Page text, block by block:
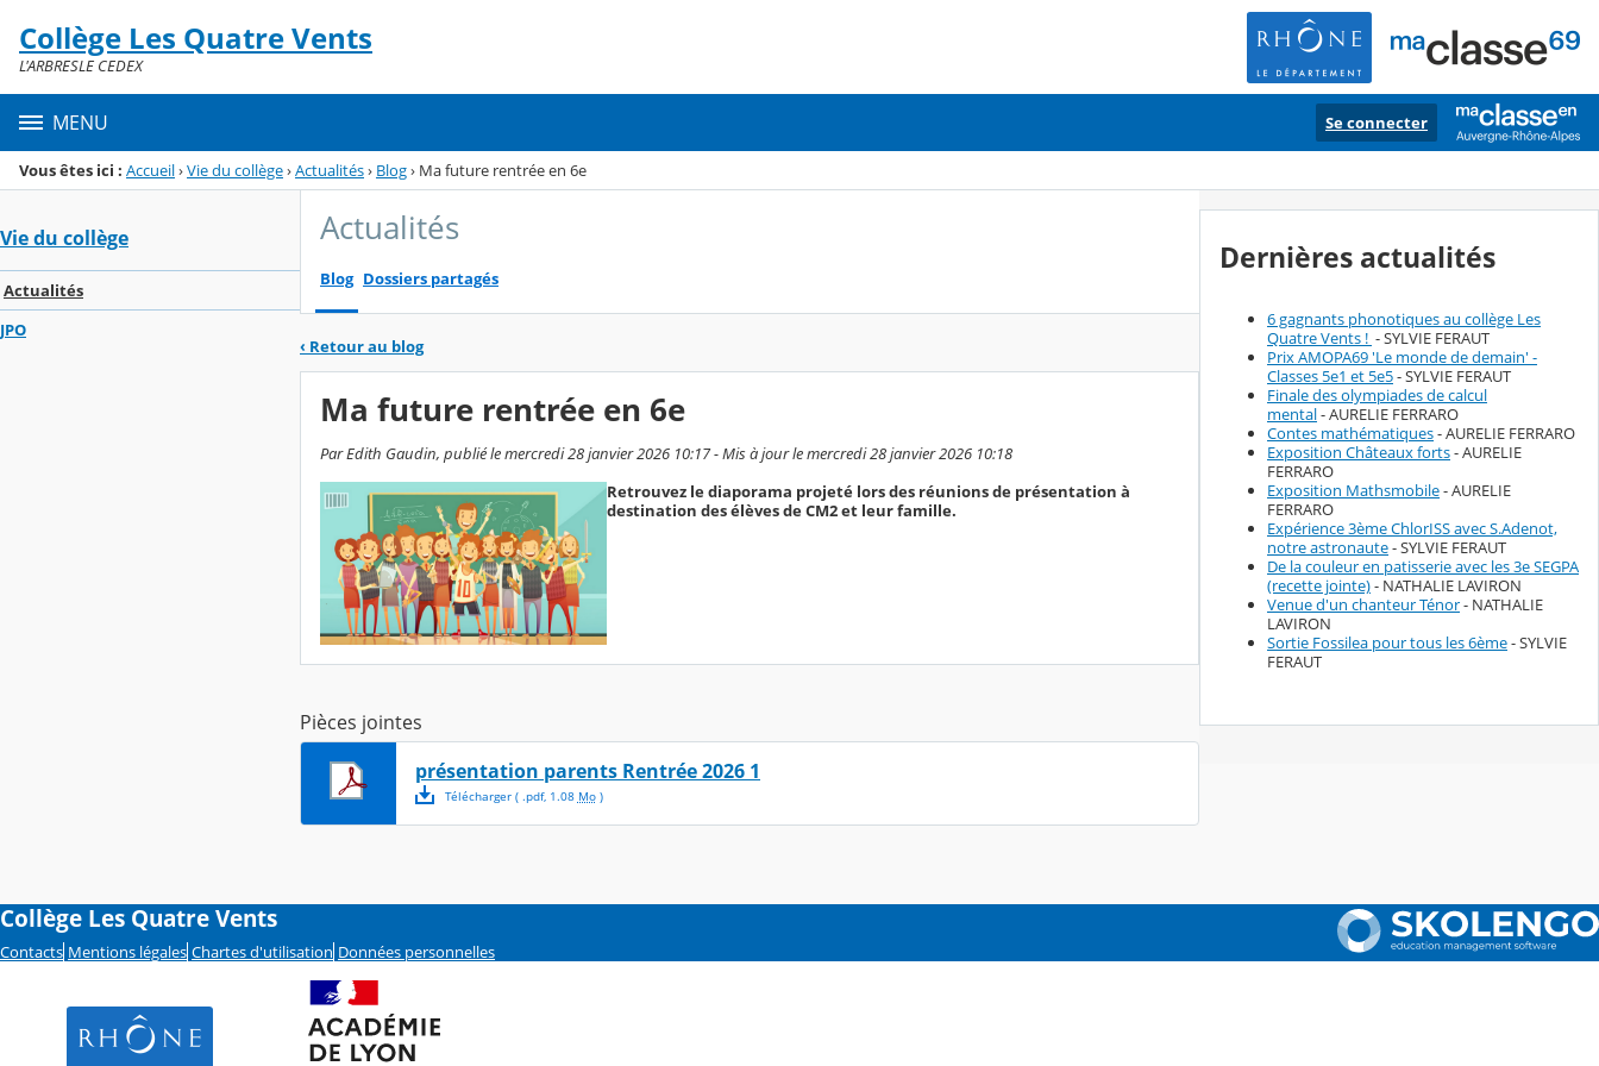
Menu de la rubrique
Contenu
Collège Les Quatre Vents
L'ARBRESLE CEDEX
MENU Se connecter
Vous êtes ici : Accueil›Vie du collège›Actualités› Blog› Ma future rentrée en 6e
Vie du collège
Actualités
JPO
Actualités
Blog Dossiers partagés
‹ Retour au blog
Ma future rentrée en 6e
Par Edith Gaudin, publié le mercredi 28 janvier 2026 10:17 - Mis à jour le mercredi 28 janvier 2026 10:18
Retrouvez le diaporama projeté lors des réunions de présentation à
destination des élèves de CM2 et leur famille.
Pièces jointes
présentation parents Rentrée 2026 1
Télécharger( .pdf, 1.08 Mo)
Dernières actualités
6 gagnants phonotiques au collège Les
Quatre Vents ! - SYLVIE FERAUT
Prix AMOPA69 'Le monde de demain' -
Classes 5e1 et 5e5- SYLVIE FERAUT
Finale des olympiades de calcul
mental- AURELIE FERRARO
Contes mathématiques- AURELIE FERRARO
Exposition Châteaux forts- AURELIE
FERRARO
Exposition Mathsmobile- AURELIE
FERRARO
Expérience 3ème ChlorISS avec S.Adenot,
notre astronaute- SYLVIE FERAUT
De la couleur en patisserie avec les 3e SEGPA
(recette jointe)- NATHALIE LAVIRON
Venue d'un chanteur Ténor- NATHALIE
LAVIRON
Sortie Fossilea pour tous les 6ème- SYLVIE
FERAUT
Collège Les Quatre Vents
Contacts Mentions légales Chartes d'utilisation Données personnelles